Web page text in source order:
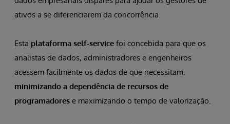
ativos a se diferenciarem da concorrência.
Esta plataforma self-service foi concebida para que os
analistas de dados, administradores e engenheiros
acessem facilmente os dados de que necessitam,
minimizando a dependência de recursos de
programadores e maximizando o tempo de valorização.